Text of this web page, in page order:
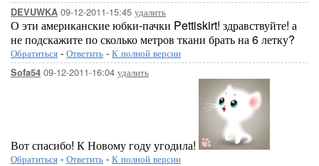
DEVUWKA 09-12-2011-15:45 удалить
О эти американские юбки-пачки Pettiskirt! здравствуйте! а
не подскажите по сколько метров ткани брать на 6 летку?
Обратиться - Ответить - К полной версии
Sofa54 09-12-2011-16:04 удалить
Вот спасибо! К Новому году угодила!
Обратиться - Ответить - К полной версии